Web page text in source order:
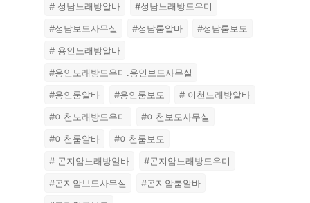
# 성남노래방알바
#성남노래방도우미
#성남보도사무실
#성남룸알바
#성남룸보도
# 용인노래방알바
#용인노래방도우미.용인보도사무실
#용인룸알바
#용인룸보도
# 이천노래방알바
#이천노래방도우미
#이천보도사무실
#이천룸알바
#이천룸보도
# 곤지암노래방알바
#곤지암노래방도우미
#곤지암보도사무실
#곤지암룸알바